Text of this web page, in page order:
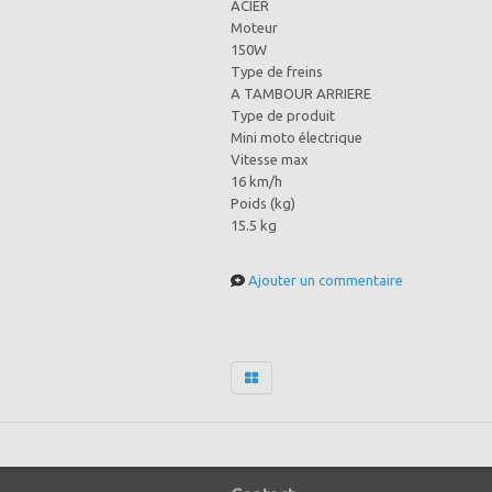
ACIER
Moteur
150W
Type de freins
A TAMBOUR ARRIERE
Type de produit
Mini moto électrique
Vitesse max
16 km/h
Poids (kg)
15.5 kg
Ajouter un commentaire